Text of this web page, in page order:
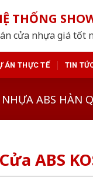
THỐNG
cửa nhựa giá tốt
ÁN THỰC TẾ TIN
ABS HÀN
Cửa ABS